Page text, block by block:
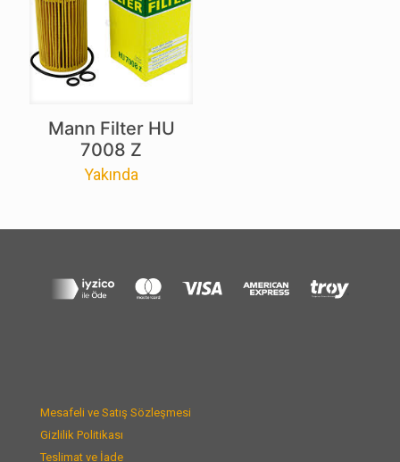
Mann Filter HU
7008 Z
Yakında
Mesafeli ve Satış Sözleşmesi
Gizlilik Politikası
Teslimat ve İade